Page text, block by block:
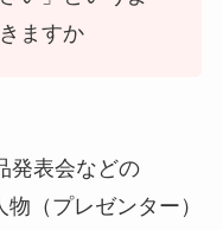
ますか
発表会などの
（プレゼンター）